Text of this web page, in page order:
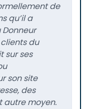
de
qu’il a
du
sur ses
son site
des
autre moyen.